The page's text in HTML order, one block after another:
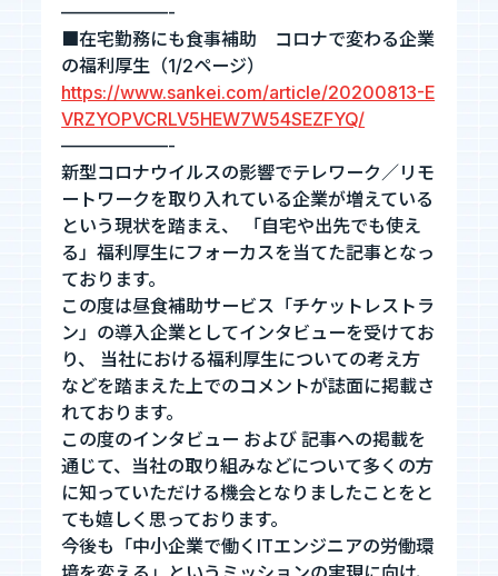
暴力団等反社会的勢力排除宣言
プライバシーポリシー
情報セキュリティ基本方針
カジュアル面談
フォームへ
エントリーへ
CEO Blog
——————-
■在宅勤務にも食事補助 コロナで変わる企業
の福利厚生（1/2ページ）
https://www.sankei.com/article/20200813-E
VRZYOPVCRLV5HEW7W54SEZFYQ/
——————-
新型コロナウイルスの影響でテレワーク／リモ
ートワークを取り入れている企業が増えている
という現状を踏まえ、 「自宅や出先でも使え
る」福利厚生にフォーカスを当てた記事となっ
ております。
この度は昼食補助サービス「チケットレストラ
ン」の導入企業としてインタビューを受けてお
り、 当社における福利厚生についての考え方
などを踏まえた上でのコメントが誌面に掲載さ
れております。
この度のインタビュー および 記事への掲載を
通じて、当社の取り組みなどについて多くの方
に知っていただける機会となりましたことをと
ても嬉しく思っております。
今後も「中小企業で働くITエンジニアの労働環